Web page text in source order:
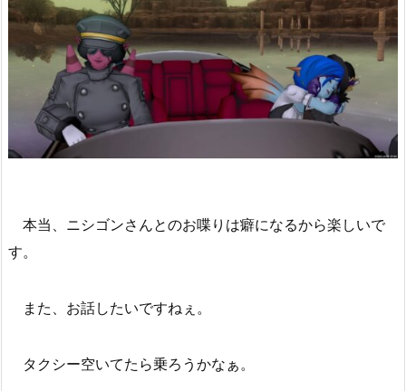
本当、ニシゴンさんとのお喋りは癖になるから楽しいで
す。
また、お話したいですねぇ。
タクシー空いてたら乗ろうかなぁ。